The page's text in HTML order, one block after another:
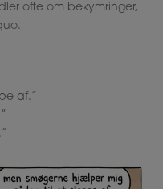
ofte om bekymringer,
af.”